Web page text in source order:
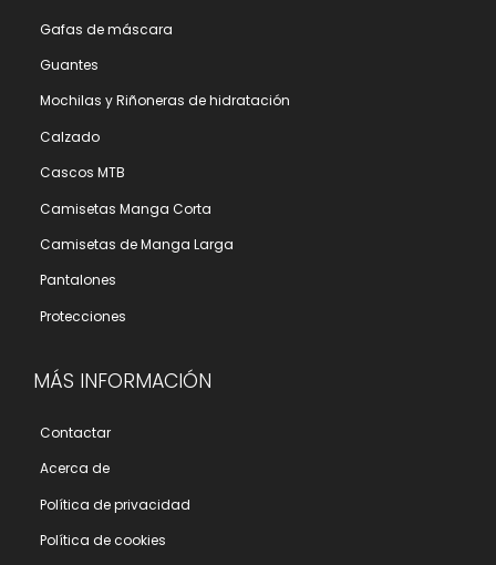
Gafas de máscara
Guantes
Mochilas y Riñoneras de hidratación
Calzado
Cascos MTB
Camisetas Manga Corta
Camisetas de Manga Larga
Pantalones
Protecciones
MÁS INFORMACIÓN
Contactar
Acerca de
Polí­tica de privacidad
Polí­tica de cookies